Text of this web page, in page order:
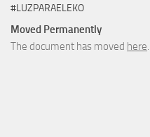
#LUZPARAELEKO
Moved Permanently
The document has moved here.